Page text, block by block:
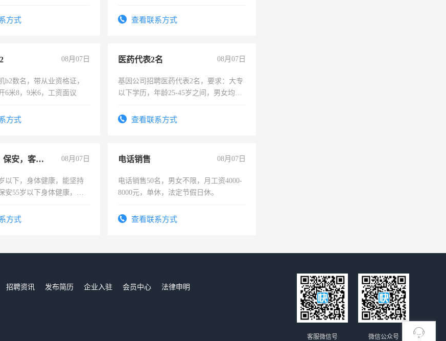
，转正后交纳五险，
方式
4500。查看联系方式
08月07日
b2数名，带从业资格证，
6米8，9米6，工资面议
方式
医药代表2名 08月07日
基因公司招聘医药代表2名，要求：大专
以下学历，年龄25-45岁之间，男女均
表或者有医学资质的优先，底薪+绩效，
查看联系方式
急招保洁，保安，客服，工程 08月07日
以下，身体健康，能坚持
安55岁以下身体健康，有
45岁以下高中以上文化，
方式
电话销售 08月07日
电话销售50名，男女不限，月工资4000-
8000元，单休，法定节假日休。
查看联系方式
招聘资讯 发布简历 企业入驻 会员中心
法律申明
微信公众号
客服微信号